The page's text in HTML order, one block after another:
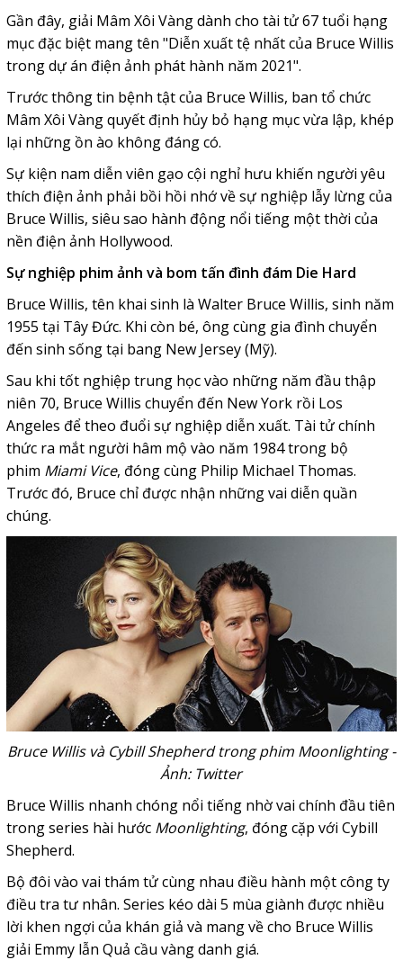
Gần đây, giải Mâm Xôi Vàng dành cho tài tử 67 tuổi hạng
mục đặc biệt mang tên "Diễn xuất tệ nhất của Bruce Willis
trong dự án điện ảnh phát hành năm 2021".
Trước thông tin bệnh tật của Bruce Willis, ban tổ chức
Mâm Xôi Vàng quyết định hủy bỏ hạng mục vừa lập, khép
lại những ồn ào không đáng có.
Sự kiện nam diễn viên gạo cội nghỉ hưu khiến người yêu
thích điện ảnh phải bồi hồi nhớ về sự nghiệp lẫy lừng của
Bruce Willis, siêu sao hành động nổi tiếng một thời của
nền điện ảnh Hollywood.
Sự nghiệp phim ảnh và bom tấn đình đám Die Hard
Bruce Willis, tên khai sinh là Walter Bruce Willis, sinh năm
1955 tại Tây Đức. Khi còn bé, ông cùng gia đình chuyển
đến sinh sống tại bang New Jersey (Mỹ).
Sau khi tốt nghiệp trung học vào những năm đầu thập
niên 70, Bruce Willis chuyển đến New York rồi Los
Angeles để theo đuổi sự nghiệp diễn xuất. Tài tử chính
thức ra mắt người hâm mộ vào năm 1984 trong bộ
phim Miami Vice, đóng cùng Philip Michael Thomas.
Trước đó, Bruce chỉ được nhận những vai diễn quần
chúng.
Bruce Willis và Cybill Shepherd trong phim Moonlighting -
Ảnh: Twitter
Bruce Willis nhanh chóng nổi tiếng nhờ vai chính đầu tiên
trong series hài hước Moonlighting, đóng cặp với Cybill
Shepherd.
Bộ đôi vào vai thám tử cùng nhau điều hành một công ty
điều tra tư nhân. Series kéo dài 5 mùa giành được nhiều
lời khen ngợi của khán giả và mang về cho Bruce Willis
giải Emmy lẫn Quả cầu vàng danh giá.